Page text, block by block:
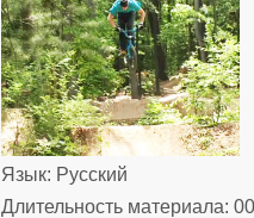
Язык: Русский
Длительность материала: